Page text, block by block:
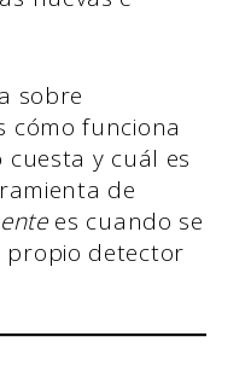
sobre
cómo funciona
y cuál es
de
es cuando se
detector